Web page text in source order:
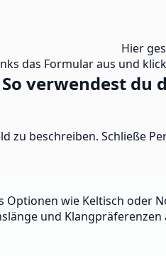
Hier
das Formular aus und
So verwendest du
zu beschreiben. Schließe
wie Keltisch oder
und Klangpräferenzen